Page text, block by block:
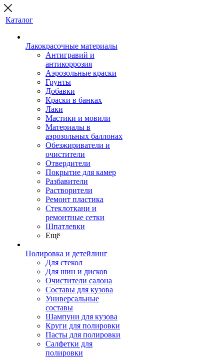
Каталог
Лакокрасочные материалы
Антигравий и
антикоррозия
Аэрозольные краски
Грунты
Добавки
Краски в банках
Лаки
Мастики и мовили
Материалы в
аэрозольных баллонах
Обезжириватели и
очистители
Отвердители
Покрытие для камер
Разбавители
Растворители
Ремонт пластика
Стеклоткани и
ремонтные сетки
Шпатлевки
Ещё
Полировка и детейлинг
Для стекол
Для шин и дисков
Очистители салона
Составы для кузова
Универсальные
составы
Шампуни для кузова
Круги для полировки
Пасты для полировки
Салфетки для
полировки